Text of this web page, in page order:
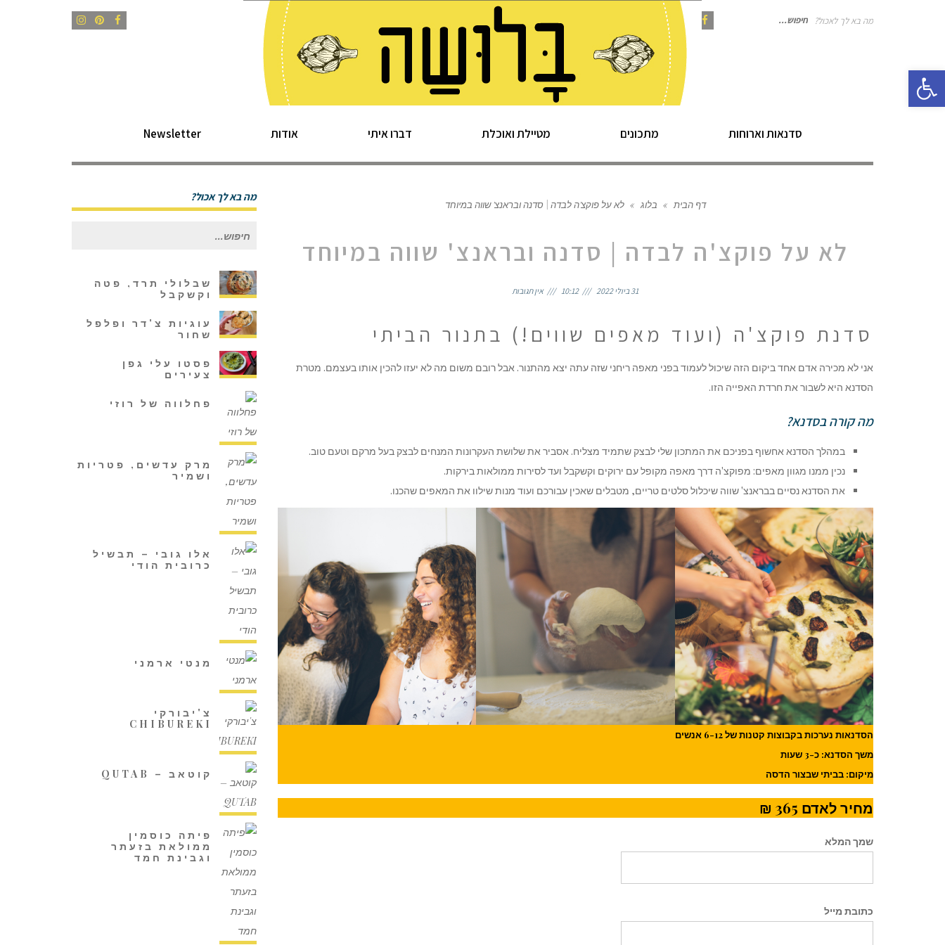
פתח סרגל נגישות
מה בא לך לאכול? חיפוש Facebook
Pinterest
Instagram
Facebook
Pinterest
Instagram
סדנאות וארוחות מתכונים מטיילת ואוכלת דברו איתי אודות Newsletter
דף הבית » בלוג » לא על פוקצ'ה לבדה | סדנה ובראנצ' שווה במיוחד
לא על פוקצ'ה לבדה | סדנה ובראנצ' שווה במיוחד
31 ביולי 2022 10:12 אין תגובות
סדנת פוקצ'ה (ועוד מאפים שווים!) בתנור הביתי
אני לא מכירה אדם אחד ביקום הזה שיכול לעמוד בפני מאפה ריחני שזה עתה יצא מהתנור. אבל רובם משום מה לא יעזו להכין אותו בעצמם. מטרת
הסדנא היא לשבור את חרדת האפייה הזו.
מה קורה בסדנא?
במהלך הסדנא אחשוף בפניכם את המתכון שלי לבצק שתמיד מצליח. אסביר את שלושת העקרונות המנחים לבצק בעל מרקם וטעם טוב.
נכין ממנו מגוון מאפים: מפוקצ'ה דרך מאפה מקופל עם ירוקים וקשקבל ועד לסירות ממולאות בירקות.
את הסדנא נסיים בבראנצ' שווה שיכלול סלטים טריים, מטבלים שאכין עבורכם ועוד מנות שילוו את המאפים שהכנו.
הסדנאות נערכות בקבוצות קטנות של 6-12 אנשים
משך הסדנא: כ-3 שעות
מיקום: בביתי שבצור הדסה
מחיר לאדם 365 ₪
שמך המלא
כתובת מייל
מה בא לך אכול?
שבלולי תרד, פטה
וקשקבל
עוגיות צ'דר ופלפל
שחור
פסטו עלי גפן
צעירים
פחלווה של רוזי
מרק עדשים, פטריות
ושמיר
אלו גובי – תבשיל
כרובית הודי
מנטי ארמני
צ'יבורקי
CHIBUREKI
קוטאב – QUTAB
פיתה כוסמין
ממולאת בזעתר
וגבינת חמד